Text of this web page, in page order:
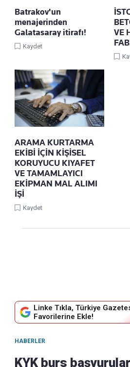
Batrakov'un
menajerinden
Galatasaray itirafı!
Kaydet
VE
ARAMA KURTARMA
EKİBİ İÇİN KİŞİSEL
KORUYUCU KIYAFET
VE TAMAMLAYICI
EKİPMAN MAL ALIMI
İŞİ
Kaydet
Linke Tıkla, Türkiye
Favorilerine Ekle!
HABERLER
KYK burs